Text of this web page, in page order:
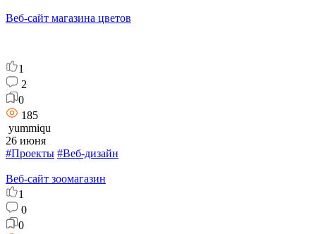
Веб-сайт магазина цветов
1
2
0
185
yummiqu
26 июня
#Проекты #Веб-дизайн
Веб-сайт зоомагазин
1
0
0